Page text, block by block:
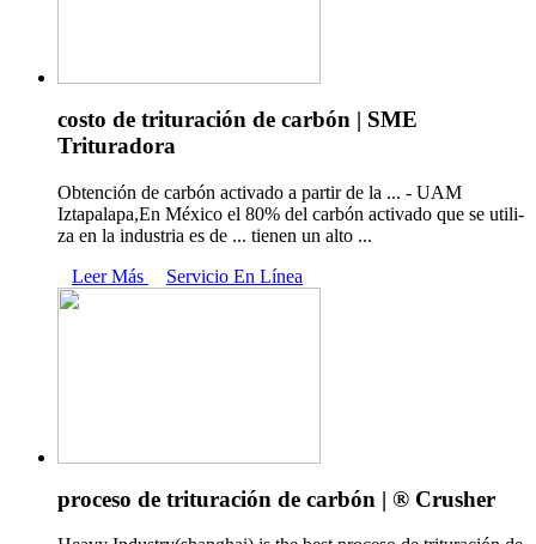
costo de trituración de carbón | SME
Trituradora
Obtención de carbón activado a partir de la ... - UAM
Iztapalapa,En México el 80% del carbón activado que se utili-
za en la industria es de ... tienen un alto ...
Leer Más
Servicio En Línea
proceso de trituración de carbón | ® Crusher